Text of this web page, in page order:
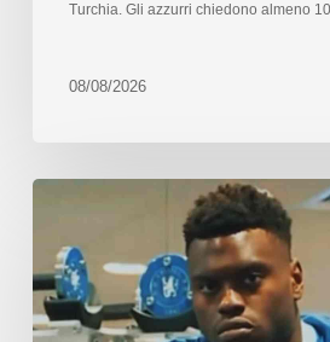
Turchia. Gli azzurri chiedono almeno
08/08/2026